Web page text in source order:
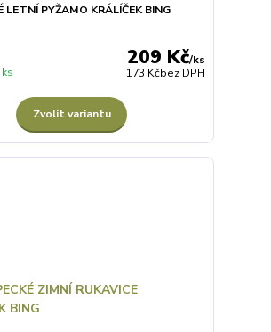
LETNÍ PYŽAMO KRÁLÍČEK BING
209 Kč/ks
173 Kčbez DPH
Zvolit variantu